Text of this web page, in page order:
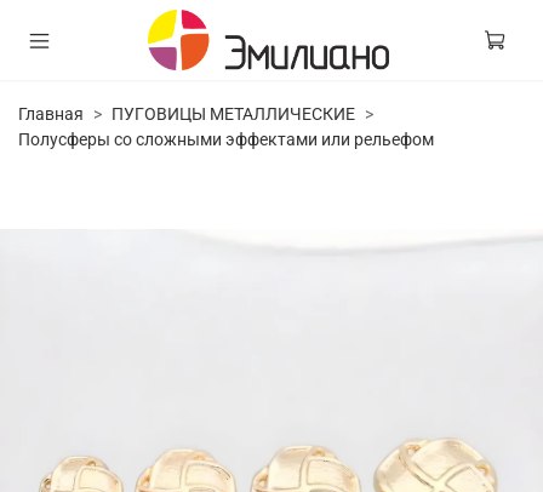
Главная
ПУГОВИЦЫ МЕТАЛЛИЧЕСКИЕ
Полусферы со сложными эффектами или рельефом